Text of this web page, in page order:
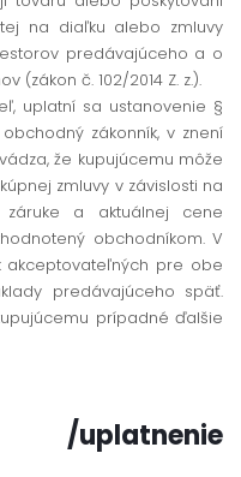
na diaľku alebo zmluvy
predávajúceho a o
(zákon č. 102/2014 Z. z.).
uplatní sa ustanovenie §
zákonník, v znení
že kupujúcemu môže
zmluvy v závislosti na
a aktuálnej cene
obchodníkom. V
pre obe
predávajúceho späť.
prípadné ďalšie
/uplatnenie